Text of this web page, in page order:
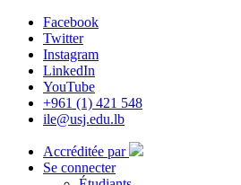
Facebook
Twitter
Instagram
LinkedIn
YouTube
+961 (1) 421 548
ile@usj.edu.lb
Accréditée par
Se connecter